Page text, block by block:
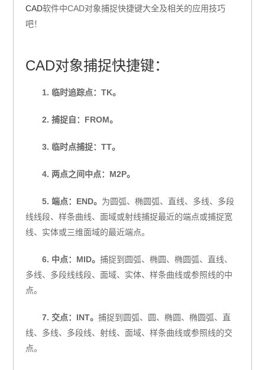
CAD软件中CAD对象捕捉快捷键大全及相关的应用技巧
吧！
CAD对象捕捉快捷键：
1. 临时追踪点：TK。
2. 捕捉自：FROM。
3. 临时点捕捉：TT。
4. 两点之间中点：M2P。
5. 端点：END。 为圆弧、椭圆弧、直线、多线、多段
线线段、样条曲线、面域或射线捕捉最近的端点或捕捉宽
线、实体或三维面域的最近端点。
6. 中点：MID。捕捉到圆弧、椭圆、椭圆弧、直线、
多线、多段线线段、面域、实体、样条曲线或参照线的中
点。
7. 交点：INT。捕捉到圆弧、圆、椭圆、椭圆弧、直
线、多线、多段线、射线、面域、样条曲线或参照线的交
点。